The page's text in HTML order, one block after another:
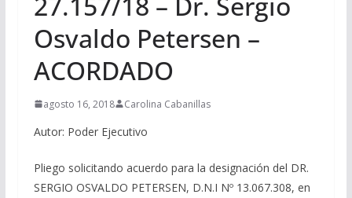
Osvaldo Petersen –
ACORDADO
agosto 16, 2018 Carolina Cabanillas
Autor: Poder Ejecutivo
Pliego solicitando acuerdo para la designación del DR.
SERGIO OSVALDO PETERSEN, D.N.I Nº 13.067.308, en